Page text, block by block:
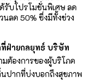
รับโปรโมชั่นพิเศษ ลด
นลด 50% ซึ่งมีทั้งช่วง
ฝ่ายกลยุทธ์ บริษัท
มต้องการของผู้บริโภค
นปากที่บ่งบอกถึงสุขภาพ